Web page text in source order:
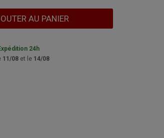
AU PANIER
24h
11/08 et le 14/08